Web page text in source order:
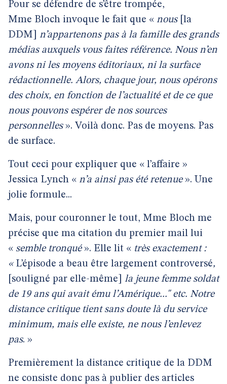
Pour se défendre de s’être trompée,
Mme Bloch invoque le fait que « nous[la
DDM] n’appartenons pas à la famille des grands
médias auxquels vous faites référence. Nous n’en
avons ni les moyens éditoriaux, ni la surface
rédactionnelle. Alors, chaque jour, nous opérons
des choix, en fonction de l’actualité et de ce que
nous pouvons espérer de nos sources
personnelles». Voilà donc. Pas de moyens. Pas
de surface.
Tout ceci pour expliquer que « l’affaire »
Jessica Lynch « n’a ainsi pas été retenue». Une
jolie formule...
Mais, pour couronner le tout, Mme Bloch me
précise que ma citation du premier mail lui
« semble tronqué». Elle lit « très exactement :
« L’épisode a beau être largement controversé,
[souligné par elle-même] la jeune femme soldat
de 19 ans qui avait ému l’Amérique..." etc. Notre
distance critique tient sans doute là du service
minimum, mais elle existe, ne nous l’enlevez
pas. »
Premièrement la distance critique de la DDM
ne consiste donc pas à publier des articles